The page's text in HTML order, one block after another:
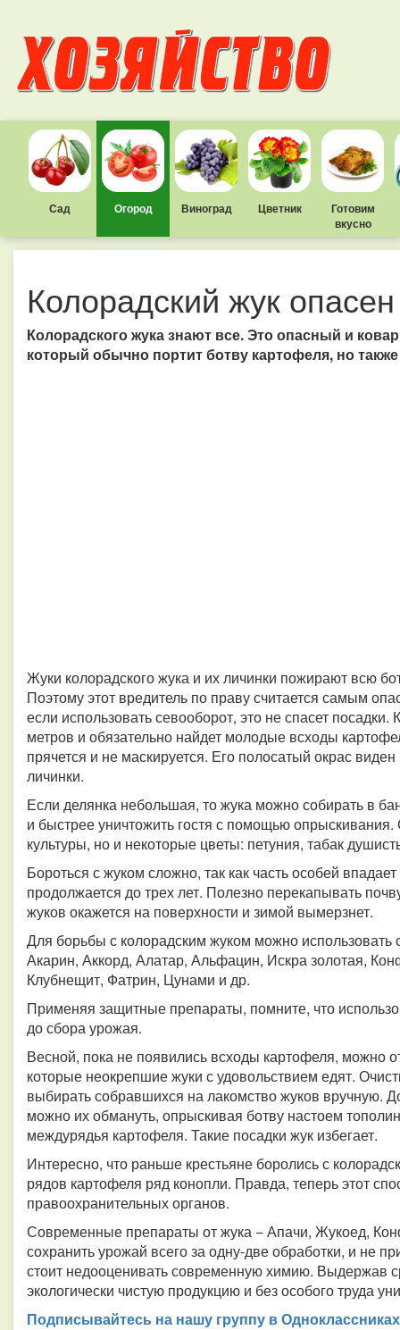
Сад Огород Виноград Цветник
Готовим
вкусно
Колорадский жук
Колорадского жука знают все. Это опасный и
который обычно портит ботву картофеля, но
Жуки колорадского жука и их личинки пожирают всю
Поэтому этот вредитель по праву считается самым
если использовать севооборот, это не спасет посадки.
метров и обязательно найдет молодые всходы
прячется и не маскируется. Его полосатый окрас
личинки.
Если делянка небольшая, то жука можно собирать в
и быстрее уничтожить гостя с помощью
культуры, но и некоторые цветы: петуния, табак
Бороться с жуком сложно, так как часть особей
продолжается до трех лет. Полезно перекапывать
жуков окажется на поверхности и зимой вымерзнет.
Для борьбы с колорадским жуком можно
Акарин, Аккорд, Алатар, Альфацин, Искра золотая,
Клубнещит, Фатрин, Цунами и др.
Применяя защитные препараты, помните, что
до сбора урожая.
Весной, пока не появились всходы картофеля, можно
которые неокрепшие жуки с удовольствием едят.
выбирать собравшихся на лакомство жуков вручную.
можно их обмануть, опрыскивая ботву настоем
междурядья картофеля. Такие посадки жук избегает.
Интересно, что раньше крестьяне боролись с
рядов картофеля ряд конопли. Правда, теперь этот
правоохранительных органов.
Современные препараты от жука − Апачи, Жукоед,
сохранить урожай всего за одну-две обработки, и не
стоит недооценивать современную химию. Выдержав
экологически чистую продукцию и без особого труда
Подписывайтесь на нашу группу в Одноклассниках